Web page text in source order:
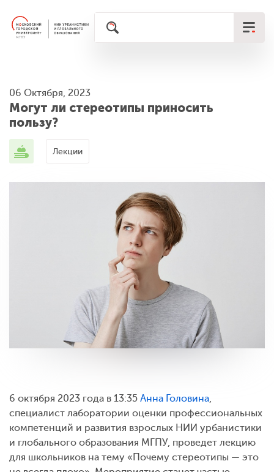
06 Октября, 2023
Могут ли стереотипы приносить
пользу?
Лекции
6 октября 2023 года в 13:35 Анна Головина,
специалист лаборатории оценки профессиональных
компетенций и развития взрослых НИИ урбанистики
и глобального образования МГПУ, проведет лекцию
для школьников на тему «Почему стереотипы — это